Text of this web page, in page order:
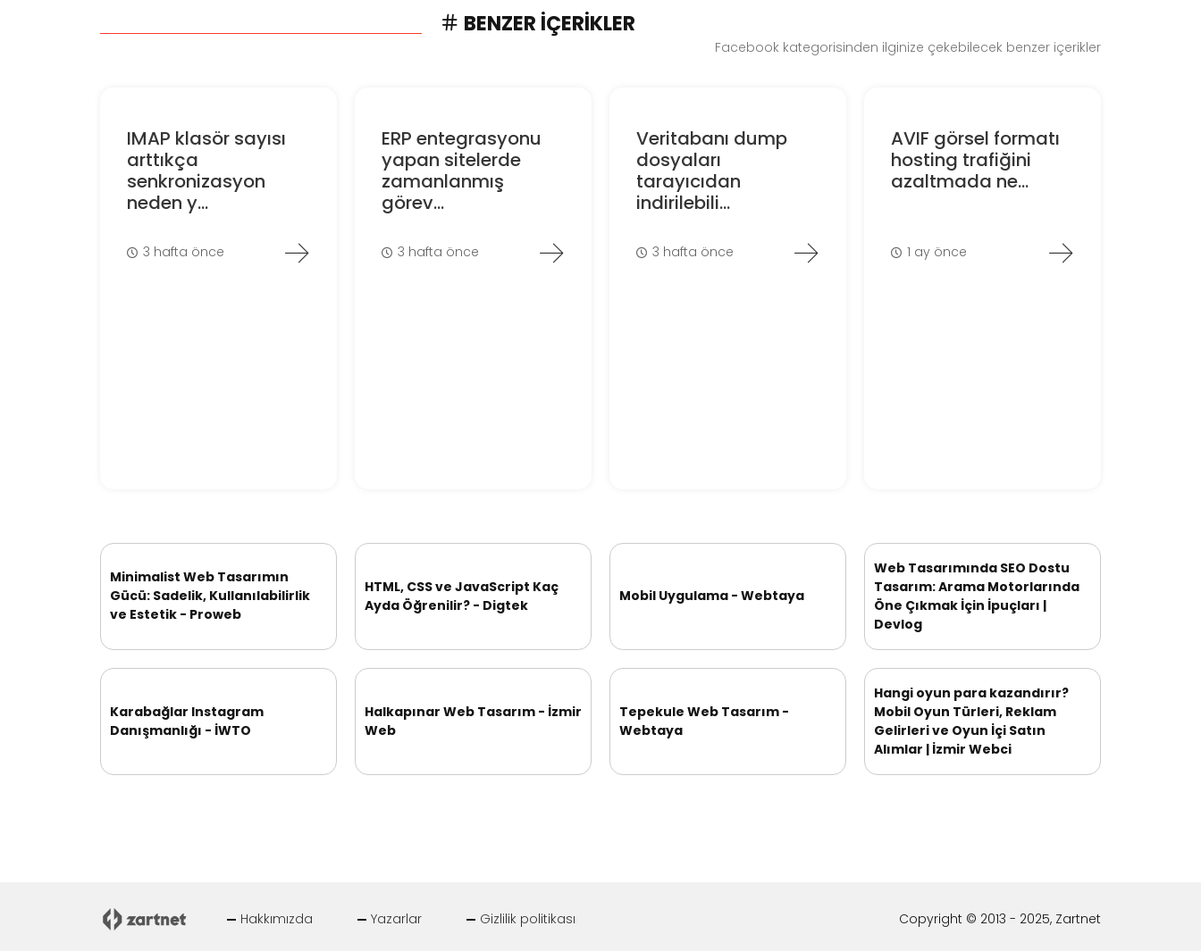
BENZER İÇERIKLER
Facebook kategorisinden ilginize çekebilecek benzer içerikler
IMAP klasör sayısı
arttıkça
senkronizasyon
neden y...
3 hafta önce
ERP entegrasyonu
yapan sitelerde
zamanlanmış
görev...
3 hafta önce
Veritabanı dump
dosyaları
tarayıcıdan
indirilebili...
3 hafta önce
AVIF görsel formatı
hosting trafiğini
azaltmada ne...
1 ay önce
Minimalist Web Tasarımın
Gücü: Sadelik, Kullanılabilirlik
ve Estetik - Proweb
HTML, CSS ve JavaScript Kaç
Ayda Öğrenilir? - Digtek
Mobil Uygulama - Webtaya
Web Tasarımında SEO Dostu
Tasarım: Arama Motorlarında
Öne Çıkmak İçin İpuçları |
Devlog
Karabağlar Instagram
Danışmanlığı - İWTO
Halkapınar Web Tasarım - İzmir
Web
Tepekule Web Tasarım -
Webtaya
Hangi oyun para kazandırır?
Mobil Oyun Türleri, Reklam
Gelirleri ve Oyun İçi Satın
Alımlar | İzmir Webci
Hakkımızda Yazarlar Gizlilik politikası Copyright © 2013 - 2025, Zartnet